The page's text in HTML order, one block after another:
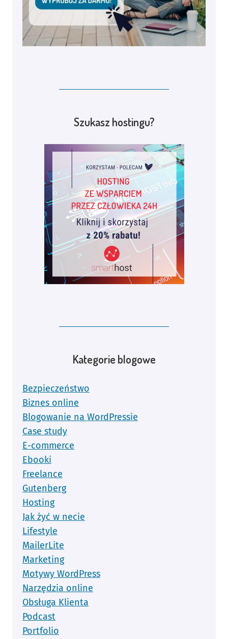
Szukasz hostingu?
Kategorie blogowe
Bezpieczeństwo
Biznes online
Blogowanie na WordPressie
Case study
E-commerce
Ebooki
Freelance
Gutenberg
Hosting
Jak żyć w necie
Lifestyle
MailerLite
Marketing
Motywy WordPress
Narzędzia online
Obsługa Klienta
Podcast
Portfolio